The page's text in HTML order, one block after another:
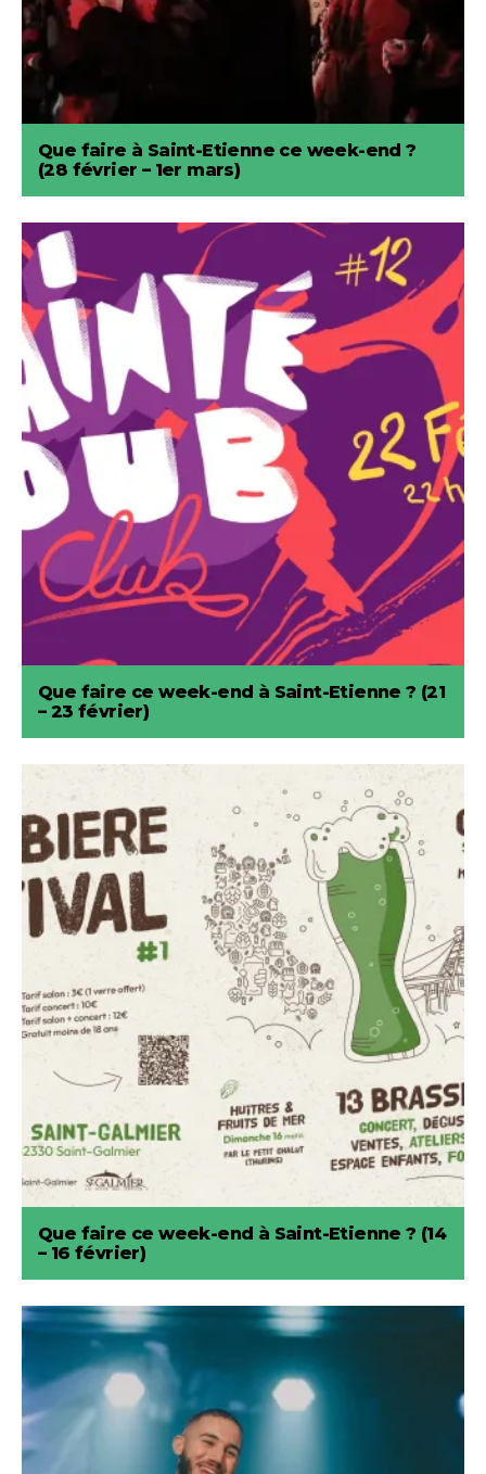
Que faire à Saint-Etienne ce week-end ?
(28 février – 1er mars)
Que faire ce week-end à Saint-Etienne ? (21
– 23 février)
Que faire ce week-end à Saint-Etienne ? (14
– 16 février)